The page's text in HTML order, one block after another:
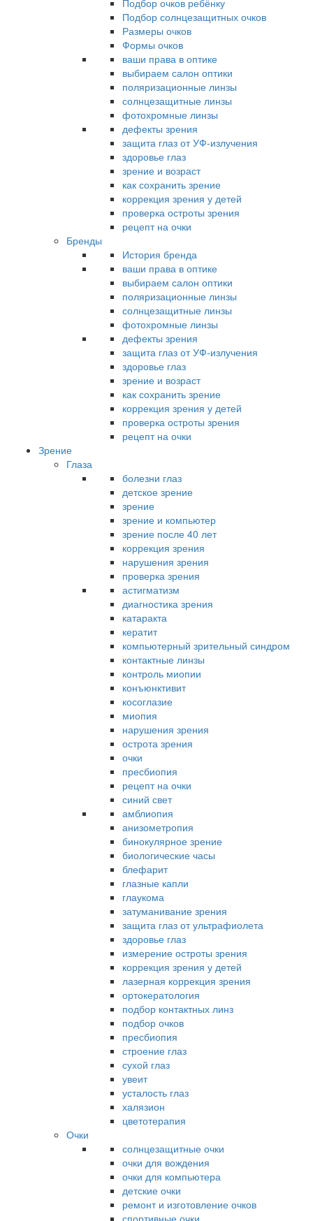
Подбор очков ребёнку
Подбор солнцезащитных очков
Размеры очков
Формы очков
ваши права в оптике
выбираем салон оптики
поляризационные линзы
солнцезащитные линзы
фотохромные линзы
дефекты зрения
защита глаз от УФ-излучения
здоровье глаз
зрение и возраст
как сохранить зрение
коррекция зрения у детей
проверка остроты зрения
рецепт на очки
Бренды
История бренда
ваши права в оптике
выбираем салон оптики
поляризационные линзы
солнцезащитные линзы
фотохромные линзы
дефекты зрения
защита глаз от УФ-излучения
здоровье глаз
зрение и возраст
как сохранить зрение
коррекция зрения у детей
проверка остроты зрения
рецепт на очки
Зрение
Глаза
болезни глаз
детское зрение
зрение
зрение и компьютер
зрение после 40 лет
коррекция зрения
нарушения зрения
проверка зрения
астигматизм
диагностика зрения
катаракта
кератит
компьютерный зрительный синдром
контактные линзы
контроль миопии
конъюнктивит
косоглазие
миопия
нарушения зрения
острота зрения
очки
пресбиопия
рецепт на очки
синий свет
амблиопия
анизометропия
бинокулярное зрение
биологические часы
блефарит
глазные капли
глаукома
затуманивание зрения
защита глаз от ультрафиолета
здоровье глаз
измерение остроты зрения
коррекция зрения у детей
лазерная коррекция зрения
ортокератология
подбор контактных линз
подбор очков
пресбиопия
строение глаз
сухой глаз
увеит
усталость глаз
халязион
цветотерапия
Очки
солнцезащитные очки
очки для вождения
очки для компьютера
детские очки
ремонт и изготовление очков